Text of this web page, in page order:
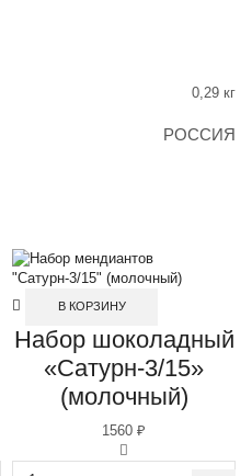
0,29 кг
РОССИЯ
В КОРЗИНУ
Набор шоколадный
«Сатурн-3/15»
(молочный)
1560 ₽